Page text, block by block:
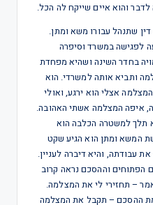
והוא איים שייקח לה הכל.
שתנהל עבורו משא ומתן.
לפגישה במשרד וסיפרה
בחדר השינה ושהיא מפחדת
ותביא אותה למשרדי. הוא
אצלי הוא ירגע, ואולי
איפה המצלמה אשתי האהובה.
תלך למשטרה הכלבה הוא
המשא ומתן הוא הגיע שקט
עבודתה, והיא דיברה לעניין.
הפתוחים וההסכם נראה קרוב
– תחזירי לי את המצלמה.
ההסכם – תקבל את המצלמה